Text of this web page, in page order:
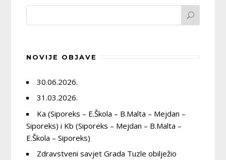
NOVIJE OBJAVE
30.06.2026.
31.03.2026.
Ka (Siporeks – E.Škola – B.Malta – Mejdan –
Siporeks) i Kb (Siporeks – Mejdan – B.Malta –
E.Škola – Siporeks)
Zdravstveni savjet Grada Tuzle obilježio